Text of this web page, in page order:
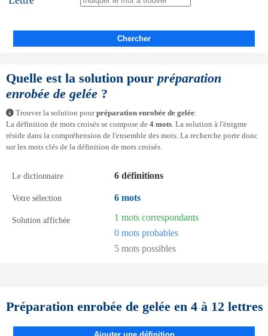
Chercher
Quelle est la solution pour préparation
enrobée de gelée ?
Trouver la solution pourpréparation enrobée de gelée:
La définition de mots croisés se compose de 4 mots. La solution à l'énigme
réside dans la compréhension de l'ensemble des mots. La recherche porte donc
sur les mots clés de la définition de mots croisés.
Le dictionnaire 6 définitions
Votre sélection 6 mots
Solution affichée
1 mots correspondants
0 mots probables
5 mots possibles
Préparation enrobée de gelée en 4 à 12 lettres